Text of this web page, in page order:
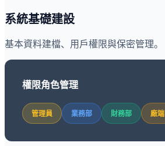
系統基礎建設
基本資料建檔、用戶權限與保密管理。
權限角色管理
管理員 業務部 財務部 廠端